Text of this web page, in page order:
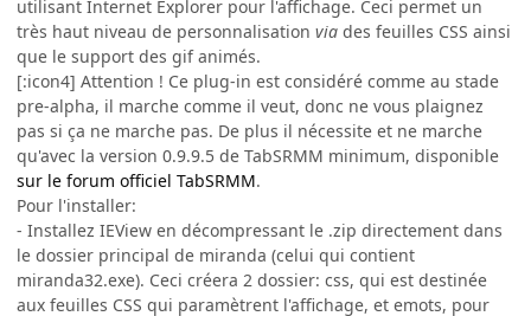
utilisant Internet Explorer pour l'affichage. Ceci permet un
très haut niveau de personnalisation via des feuilles CSS ainsi
que le support des gif animés.
[:icon4] Attention ! Ce plug-in est considéré comme au stade
pre-alpha, il marche comme il veut, donc ne vous plaignez
pas si ça ne marche pas. De plus il nécessite et ne marche
qu'avec la version 0.9.9.5 de TabSRMM minimum, disponible
sur le forum officiel TabSRMM.
Pour l'installer:
- Installez IEView en décompressant le .zip directement dans
le dossier principal de miranda (celui qui contient
miranda32.exe). Ceci créera 2 dossier: css, qui est destinée
aux feuilles CSS qui paramètrent l'affichage, et emots, pour